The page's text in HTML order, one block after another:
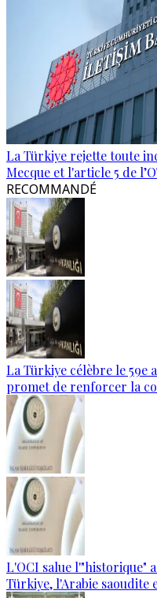
La Türkiye rejette toute
Mecque et l'article 5 de
RECOMMANDÉ
La Türkiye célèbre le 59e
promet de renforcer la
L'OCI salue l'"historique"
Türkiye, l'Arabie saoudite